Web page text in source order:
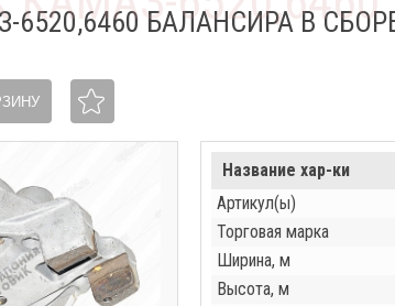
БАЛАНСИРА В
Название хар-ки
Артикул(ы)
Торговая марка
Ширина, м
Высота, м